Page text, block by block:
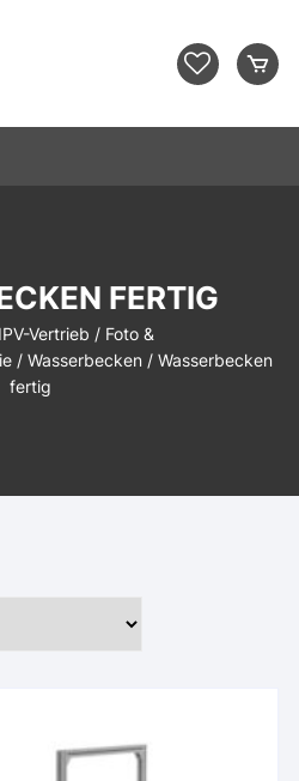
FERTIG
IPV-Vertrieb / Foto &
/Wasserbecken / Wasserbecken
fertig